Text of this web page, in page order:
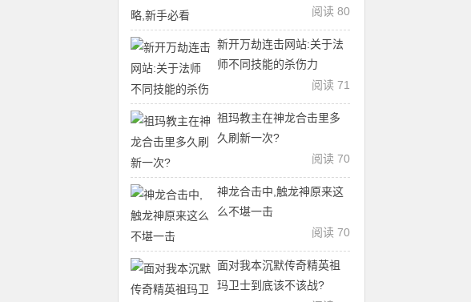
阅读 80
新开万劫连击网站:关于法
师不同技能的杀伤力
阅读 71
祖玛教主在神龙合击里多
久刷新一次?
阅读 70
神龙合击中,触龙神原来这
么不堪一击
阅读 70
面对我本沉默传奇精英祖
玛卫士到底该不该战?